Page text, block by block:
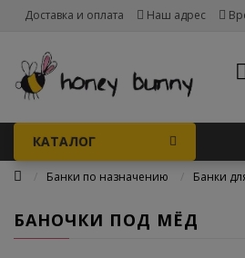
Доставка и оплата Наш адрес
КАТАЛОГ
Банки по назначению Банки
БАНОЧКИ ПОД МЁД